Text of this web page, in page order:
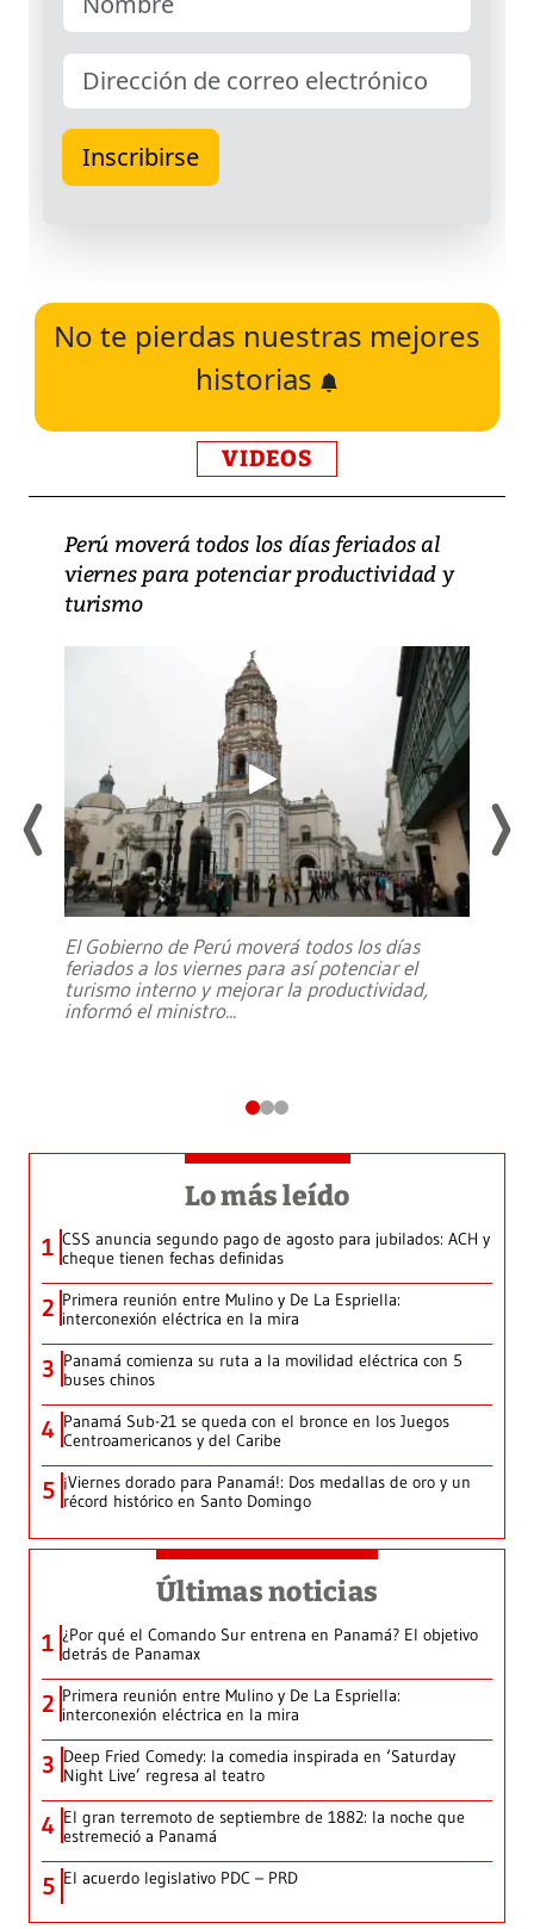
No te pierdas nuestras mejores
historias
VIDEOS
Perú moverá todos los días feriados al
viernes para potenciar productividad y
turismo
El Gobierno de Perú moverá todos los días
feriados a los viernes para así potenciar el
turismo interno y mejorar la productividad,
informó el ministro...
Lo más leído
1 CSS anuncia segundo pago de agosto para jubilados: ACH y
cheque tienen fechas definidas
2 Primera reunión entre Mulino y De La Espriella:
interconexión eléctrica en la mira
3 Panamá comienza su ruta a la movilidad eléctrica con 5
buses chinos
4 Panamá Sub-21 se queda con el bronce en los Juegos
Centroamericanos y del Caribe
5 ¡Viernes dorado para Panamá!: Dos medallas de oro y un
récord histórico en Santo Domingo
Últimas noticias
1 ¿Por qué el Comando Sur entrena en Panamá? El objetivo
detrás de Panamax
2 Primera reunión entre Mulino y De La Espriella:
interconexión eléctrica en la mira
3 Deep Fried Comedy: la comedia inspirada en ‘Saturday
Night Live’ regresa al teatro
4 El gran terremoto de septiembre de 1882: la noche que
estremeció a Panamá
5 El acuerdo legislativo PDC – PRD